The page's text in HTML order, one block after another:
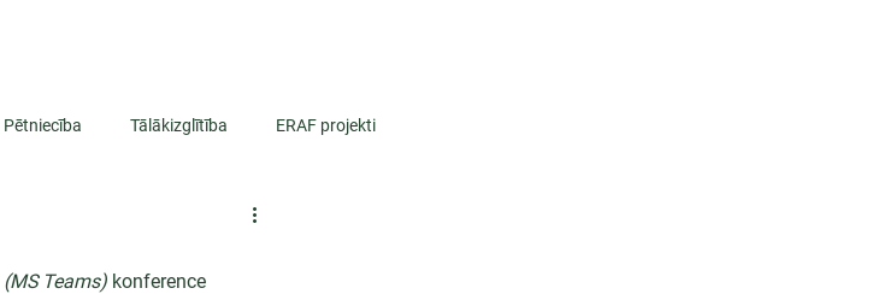
Pētniecība Tālākizglītība ERAF projekti
(MS Teams) konference